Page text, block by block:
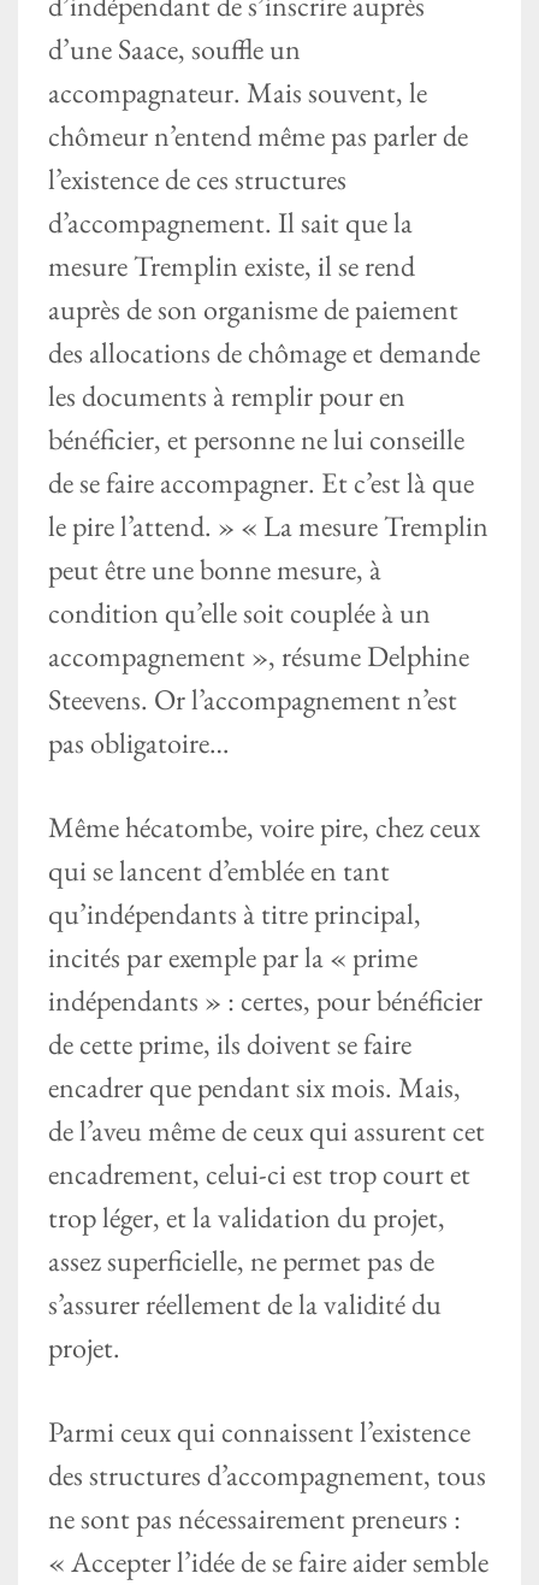
d’une Saace, souffle un
accompagnateur. Mais souvent, le
chômeur n’entend même pas parler de
l’existence de ces structures
d’accompagnement. Il sait que la
mesure Tremplin existe, il se rend
auprès de son organisme de paiement
des allocations de chômage et demande
les documents à remplir pour en
bénéficier, et personne ne lui conseille
de se faire accompagner. Et c’est là que
le pire l’attend. » « La mesure Tremplin
peut être une bonne mesure, à
condition qu’elle soit couplée à un
accompagnement », résume Delphine
Steevens. Or l’accompagnement n’est
pas obligatoire…
Même hécatombe, voire pire, chez ceux
qui se lancent d’emblée en tant
qu’indépendants à titre principal,
incités par exemple par la « prime
indépendants » : certes, pour bénéficier
de cette prime, ils doivent se faire
encadrer que pendant six mois. Mais,
de l’aveu même de ceux qui assurent cet
encadrement, celui-ci est trop court et
trop léger, et la validation du projet,
assez superficielle, ne permet pas de
s’assurer réellement de la validité du
projet.
Parmi ceux qui connaissent l’existence
des structures d’accompagnement, tous
ne sont pas nécessairement preneurs :
« Accepter l’idée de se faire aider semble